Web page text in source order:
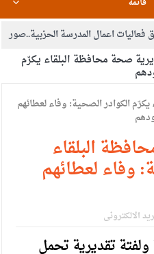
فعاليات اعمال المدرسة الحزبية..صور
البكالوريوس في الحقوق والقانون
والمسيحية
مشروع تعديل قانون الملكية العقارية
اليومية ويؤكد حرص مجلس
مع الإعلام
الثالثة) إلى مراجعة منصة خدمة
صحة محافظة البلقاء يكرّم
البلقاء
وفاء لعطائهم
الالكترونى
تقديرية تحمل